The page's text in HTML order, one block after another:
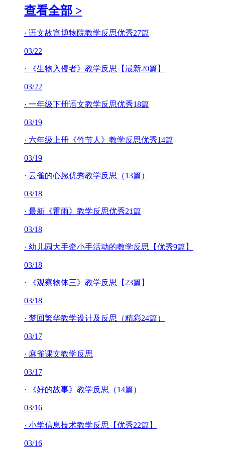
查看全部 >
· 语文故宫博物院教学反思优秀27篇
03/22
· 《生物入侵者》教学反思【最新20篇】
03/22
· 一年级下册语文教学反思优秀18篇
03/19
· 六年级上册《竹节人》教学反思优秀14篇
03/19
· 云雀的心愿优秀教学反思（13篇）
03/18
· 最新《雷雨》教学反思优秀21篇
03/18
· 幼儿园大手牵小手活动的教学反思【优秀9篇】
03/18
· 《观察物体三》教学反思【23篇】
03/18
· 梦回繁华教学设计及反思（精彩24篇）
03/17
· 麻雀课文教学反思
03/17
· 《好的故事》教学反思（14篇）
03/16
· 小学信息技术教学反思【优秀22篇】
03/16